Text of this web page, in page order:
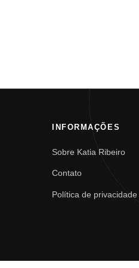
INFORMAÇÕES
Sobre Katia Ribeiro
Contato
Política de privacidade